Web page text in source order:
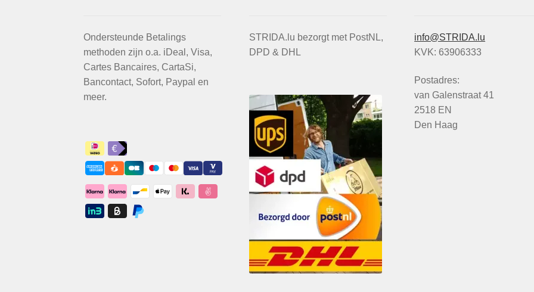
Ondersteunde Betalings
methoden zijn o.a. iDeal, Visa,
Cartes Bancaires, CartaSi,
Bancontact, Sofort, Paypal en
meer.
STRIDA.lu bezorgt met PostNL,
DPD & DHL
info@STRIDA.lu
KVK: 63906333
Postadres:
van Galenstraat 41
2518 EN
Den Haag